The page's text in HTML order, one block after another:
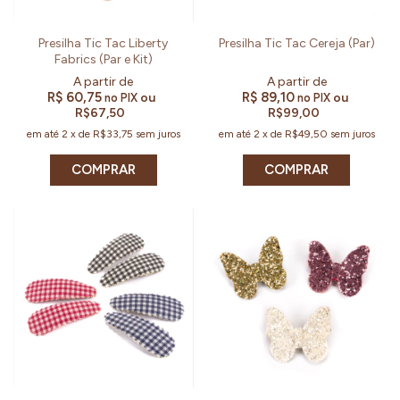
Presilha Tic Tac Liberty
Fabrics (Par e Kit)
R$ 60,75 no PIX ou
R$67,50
em até 2 x de R$33,75 sem juros
COMPRAR
Presilha Tic Tac Cereja (Par)
R$ 89,10no PIX ou
R$99,00
em até 2 x de R$49,50 sem juros
COMPRAR